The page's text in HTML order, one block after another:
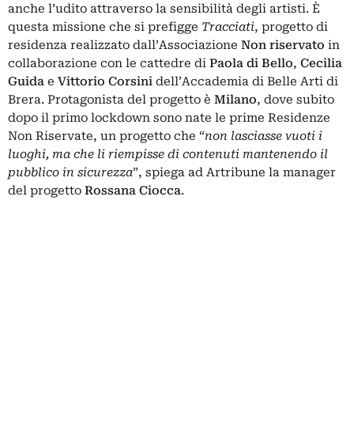
anche l’udito attraverso la sensibilità degli artisti. È
questa missione che si prefigge Tracciati, progetto di
residenza realizzato dall’Associazione Non riservato in
collaborazione con le cattedre di Paola di Bello, Cecilia
Guida e Vittorio Corsini dell’Accademia di Belle Arti di
Brera. Protagonista del progetto è Milano, dove subito
dopo il primo lockdown sono nate le prime Residenze
Non Riservate, un progetto che “non lasciasse vuoti i
luoghi, ma che li riempisse di contenuti mantenendo il
pubblico in sicurezza”, spiega ad Artribune la manager
del progetto Rossana Ciocca.